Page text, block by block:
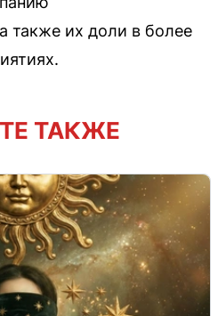
также их доли в более
ТАКЖЕ